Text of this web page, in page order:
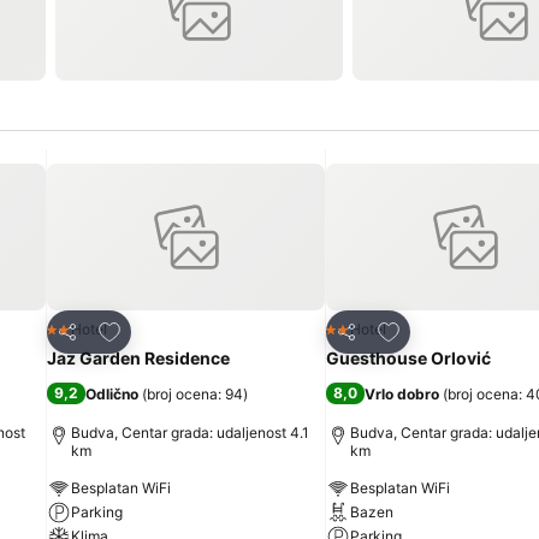
Deli
Dodati u favorite
2 Zvezdice
Hotel
Jaz Garden Residence
9,2 Odlično (broj ocena: 94)
Budva, Centar grada: udaljenost 4.1
km
Besplatan WiFi
Parking
Deli
Dodati u favorite
2 Zvezdice
Hotel
Guesthouse Orlović
8,0 Vrlo dobro (broj ocena:
Budva, Centar grada:
km
Besplatan WiFi
Bazen